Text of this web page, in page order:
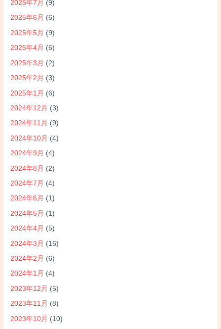
2025年7月 (9)
2025年6月 (6)
2025年5月 (9)
2025年4月 (6)
2025年3月 (2)
2025年2月 (3)
2025年1月 (6)
2024年12月 (3)
2024年11月 (9)
2024年10月 (4)
2024年9月 (4)
2024年8月 (2)
2024年7月 (4)
2024年6月 (1)
2024年5月 (1)
2024年4月 (5)
2024年3月 (16)
2024年2月 (6)
2024年1月 (4)
2023年12月 (5)
2023年11月 (8)
2023年10月 (10)